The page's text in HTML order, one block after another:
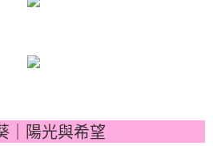
｜陽光與希望